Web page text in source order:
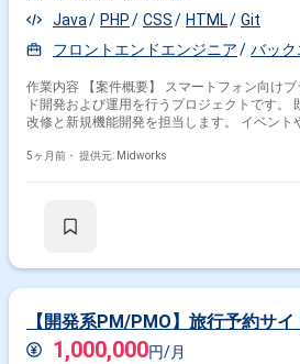
Java
PHP CSS HTML
Git
フロントエンドエンジニア
バック
作業内容 【案件概要】 スマートフォン向けブラウザゲームのバックエン
ド開発および運用を行うプロジェクトです。 既存ソーシャルゲームの機能
改修と新規機能開発を担当します。 イベントやガチャ機能の実装、データ
害対応まで幅広く対応する案件です。 【作業内容】 ・PHPによるゲーム機
5ヶ月前・ 提供元: Midworks
【開発系PM/PMO】旅行予約サ
1,000,000円/月